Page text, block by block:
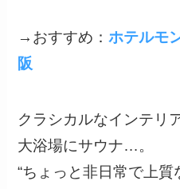
→おすすめ：ホテルモ
阪
クラシカルなインテリ
大浴場にサウナ…。
“ちょっと非日常で上質